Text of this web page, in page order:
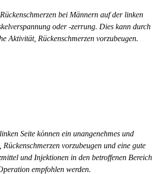
bei Männern auf der linken
oder -zerrung. Dies kann durch
Aktivität, Rückenschmerzen vorzubeugen.
Seite können ein unangenehmes und
vorzubeugen und eine gute
und Injektionen in den betroffenen Bereich
empfohlen werden.